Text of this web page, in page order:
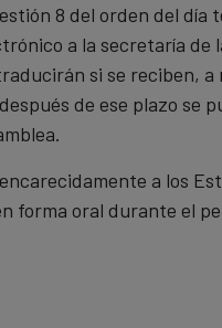
8 del orden del día
a la secretaría de
si se reciben, a
de ese plazo se
a los
forma oral durante el